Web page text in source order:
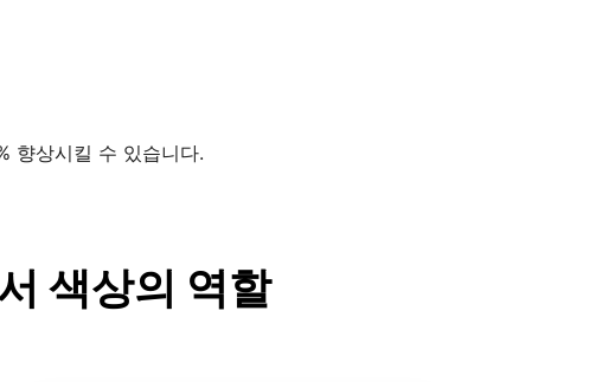
향상시킬 수 있습니다.
색상의 역할